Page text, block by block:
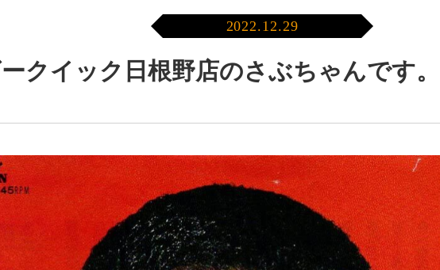
2022.12.29
クイック日根野店のさぶちゃんです。